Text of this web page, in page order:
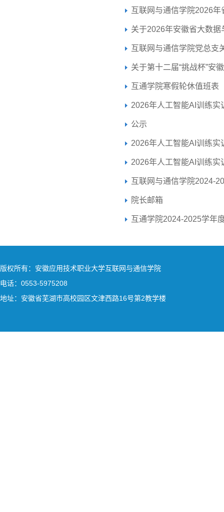
互联网与通信学院2026年
关于2026年安徽省大数
互联网与通信学院党总支
关于第十二届“挑战杯”安
互通学院寒假轮休值班表
2026年人工智能AI训练
公示
2026年人工智能AI训练
2026年人工智能AI训练
互联网与通信学院2024-
院长邮箱
互通学院2024-2025学年
版权所有：安徽应用技术职业大学互联网与通信学院
电话：0553-5975208
地址：安徽省芜湖市高校园区文津西路16号第2教学楼